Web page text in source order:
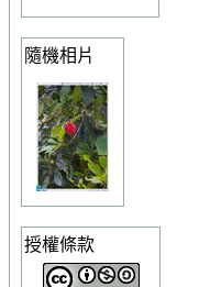
隨機相片
授權條款